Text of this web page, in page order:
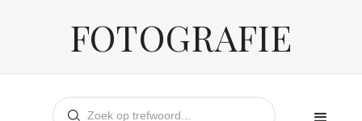
FOTOGRAFIE